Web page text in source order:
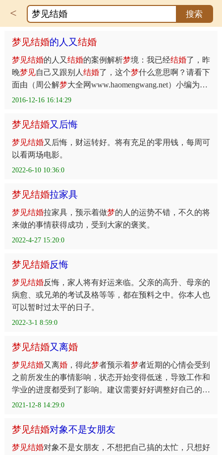
< 搜索
梦 见结婚的人又结婚
梦见结婚的人又 结婚的案例解析梦境：我已经结婚了，昨
晚梦见自己又跟别人 结婚了，这个梦什么意思啊？请看下
面由（周公解梦大全网www.haomengwang.net）小编为您
整理的周公解 梦梦
2016-12-16 16:14:29
梦 见结婚又后悔
梦见结婚又后悔，财运转好。将有充足的零用钱，每周可
以看两场电影。
2022-6-10 10:36:0
梦 见结婚拉家具
梦见结婚拉家具，预示着做梦的人的运势不错，不久的将
来做的事情获得成功，受到大家的褒奖。
2022-4-27 15:20:0
梦 见结婚反悔
梦见结婚反悔，家人将有好运来临。父亲的高升、母亲的
病愈、或兄弟的考试及格等等，都在预料之中。你本人也
可以暂时过太平的日子。
2022-3-1 8:59:0
梦 见结婚又离婚
梦见结婚又离婚，得此梦者预示着梦者近期的心情会受到
之前所发生的事情影响，状态开始变得低迷，导致工作和
学业的进度都受到了影响。建议需要好好调整好自己的心
态，过去的事情就过去了，不过为了过去而浪费当下，影
2021-12-8 14:29:0
梦 见结婚对象不是女朋友
梦见结婚对象不是女朋友，不想把自己搞的太忙，只想好